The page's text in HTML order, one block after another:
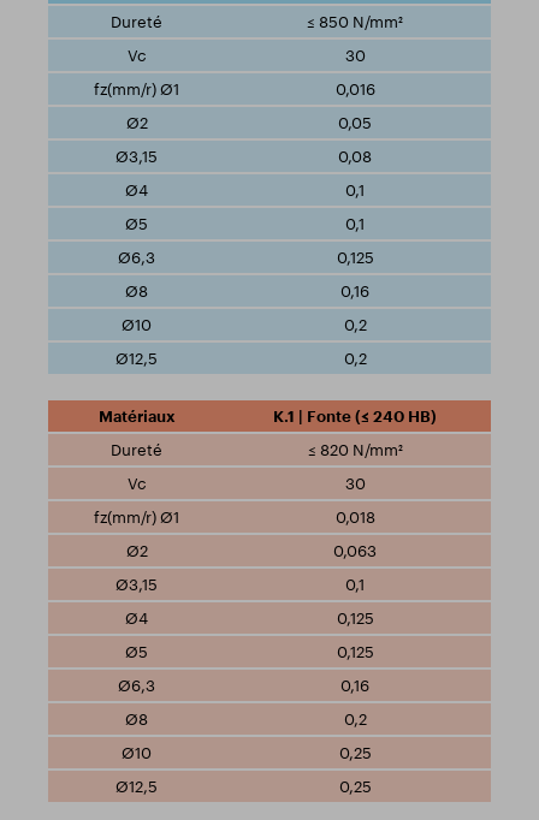
≤ 850 N/mm²
30
0,016
0,05
0,08
0,1
0,1
0,125
0,16
0,2
0,2
K.1 | Fonte (≤ 240 HB)
≤ 820 N/mm²
30
0,018
0,063
0,1
0,125
0,125
0,16
0,2
0,25
0,25